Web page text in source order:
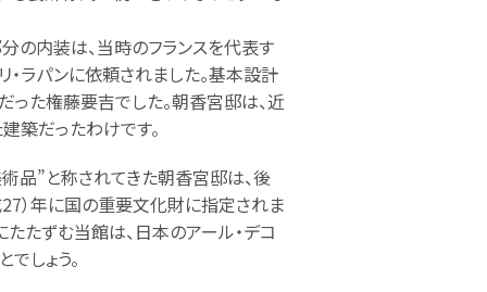
の内装は、当時のフランスを代表す
・ラパンに依頼されました。基本設計
た権藤要吉でした。朝香宮邸は、近
築だったわけです。
品”と称されてきた朝香宮邸は、後
）年に国の重要文化財に指定されま
たずむ当館は、日本のアール・デコ
しょう。